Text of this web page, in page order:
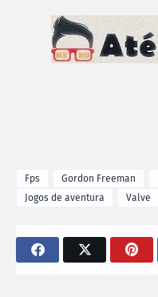
Fps Gordon Freeman
Jogos de aventura
Valve